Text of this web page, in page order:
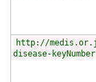
http://
disease-keyNumber